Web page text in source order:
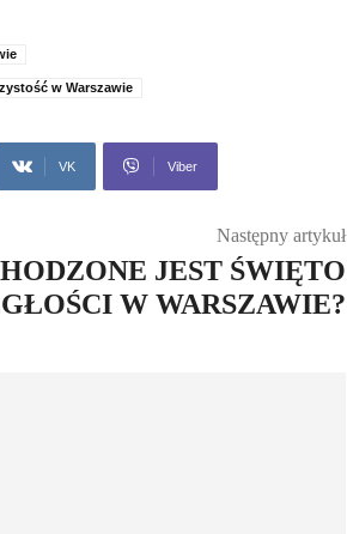
w Warszawie
VK Viber
Następny artykuł
JEST ŚWIĘTO
W WARSZAWIE?